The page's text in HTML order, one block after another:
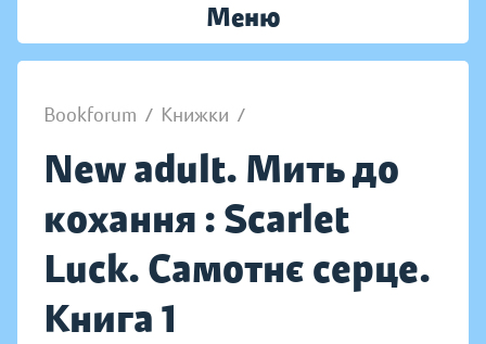
Меню
Bookforum / Книжки /
New adult. Мить до
кохання : Scarlet
Luck. Самотнє серце.
Книга 1